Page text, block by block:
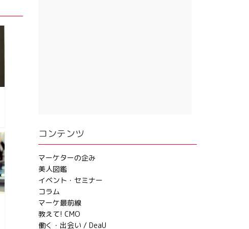
コンテンツ
マーケターの企み
美人図鑑
イベント・セミナー
コラム
マーケ最前線
教えて! CMO
働く・出会い / DeaU